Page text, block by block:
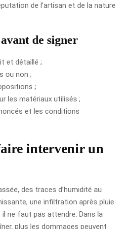
de l’artisan et de la nature
de signer
et détaillé ;
ou non ;
;
les matériaux utilisés ;
et les conditions
intervenir un
des traces d’humidité au
une infiltration après pluie
ne faut pas attendre. Dans la
plus les dommages peuvent